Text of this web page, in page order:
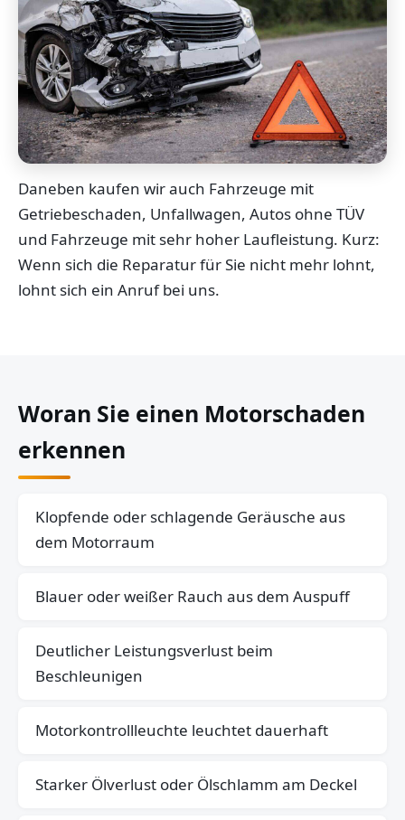
Daneben kaufen wir auch Fahrzeuge mit
Getriebeschaden, Unfallwagen, Autos ohne TÜV
und Fahrzeuge mit sehr hoher Laufleistung. Kurz:
Wenn sich die Reparatur für Sie nicht mehr lohnt,
lohnt sich ein Anruf bei uns.
Woran Sie einen Motorschaden
erkennen
Klopfende oder schlagende Geräusche aus
dem Motorraum
Blauer oder weißer Rauch aus dem Auspuff
Deutlicher Leistungsverlust beim
Beschleunigen
Motorkontrollleuchte leuchtet dauerhaft
Starker Ölverlust oder Ölschlamm am Deckel